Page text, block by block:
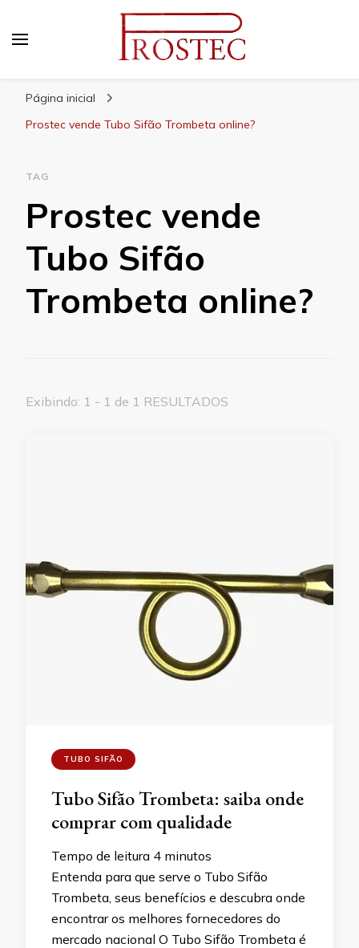
Página inicial
Prostec vende Tubo Sifão Trombeta online?
TAG
Prostec vende
Tubo Sifão
Trombeta online?
Exibindo: 1 - 1 de 1 RESULTADOS
TUBO SIFÃO
Tubo Sifão Trombeta: saiba onde
comprar com qualidade
Tempo de leitura 4 minutos
Entenda para que serve o Tubo Sifão
Trombeta, seus benefícios e descubra onde
encontrar os melhores fornecedores do
mercado nacional O Tubo Sifão Trombeta é